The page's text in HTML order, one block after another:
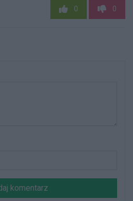
0 0
komentarz